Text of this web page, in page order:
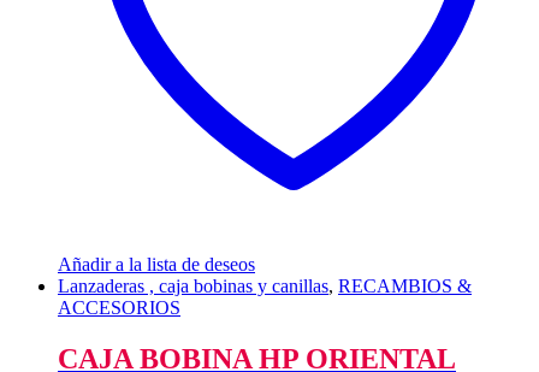
Añadir a la lista de deseos
Lanzaderas , caja bobinas y canillas, RECAMBIOS &
ACCESORIOS
CAJA BOBINA HP ORIENTAL